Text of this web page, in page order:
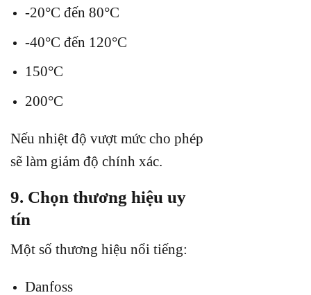
-20°C đến 80°C
-40°C đến 120°C
150°C
200°C
Nếu nhiệt độ vượt mức cho phép
sẽ làm giảm độ chính xác.
9. Chọn thương hiệu uy
tín
Một số thương hiệu nổi tiếng:
Danfoss